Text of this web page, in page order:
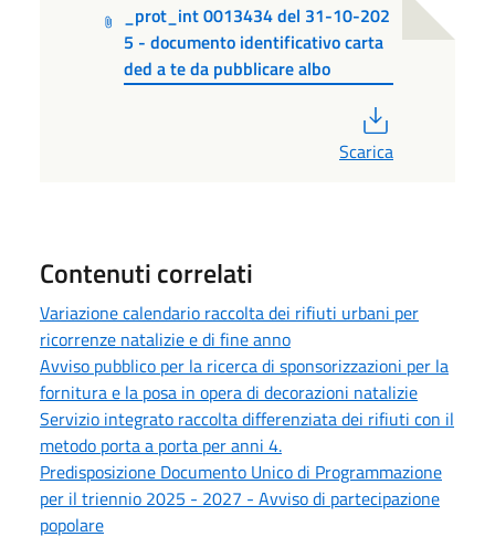
_prot_int 0013434 del 31-10-202
5 - documento identificativo carta
ded a te da pubblicare albo
Scarica
Contenuti correlati
Variazione calendario raccolta dei rifiuti urbani per
ricorrenze natalizie e di fine anno
Avviso pubblico per la ricerca di sponsorizzazioni per la
fornitura e la posa in opera di decorazioni natalizie
Servizio integrato raccolta differenziata dei rifiuti con il
metodo porta a porta per anni 4.
Predisposizione Documento Unico di Programmazione
per il triennio 2025 - 2027 - Avviso di partecipazione
popolare